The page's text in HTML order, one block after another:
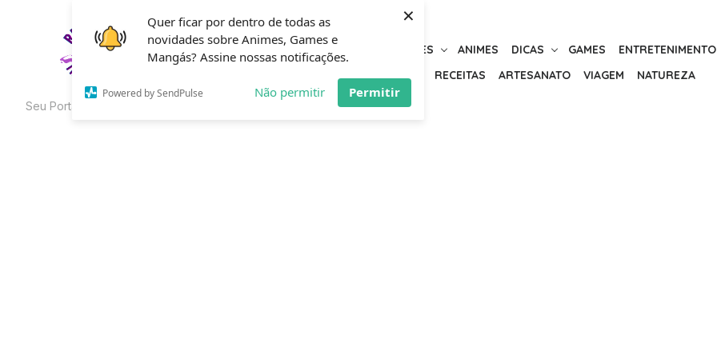
Quer ficar por dentro de todas as
novidades sobre Animes, Games e
Mangás? Assine nossas notificações.
Powered by SendPulse Não permitir Permitir
×
Seu Portal de Curiosidades
HOME CURIOSIDADES ANIMES DICAS GAMES
ENTRETENIMENTO
BELEZA
RECEITAS ARTESANATO VIAGEM NATUREZA